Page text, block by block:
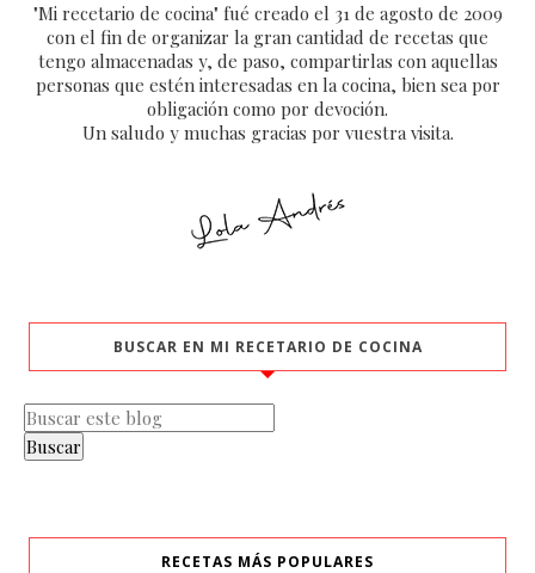
"Mi recetario de cocina" fué creado el 31 de agosto de 2009
con el fin de organizar la gran cantidad de recetas que
tengo almacenadas y, de paso, compartirlas con aquellas
personas que estén interesadas en la cocina, bien sea por
obligación como por devoción.
Un saludo y muchas gracias por vuestra visita.
BUSCAR EN MI RECETARIO DE COCINA
RECETAS MÁS POPULARES